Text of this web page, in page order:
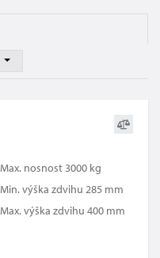
Max. nosnost 3000 kg
Min. výška zdvihu 285 mm
Max. výška zdvihu 400 mm